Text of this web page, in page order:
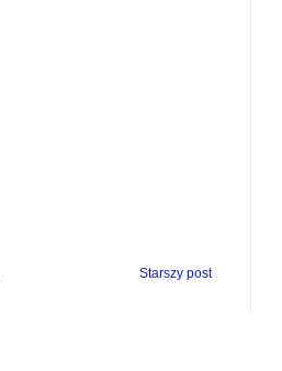
Starszy post